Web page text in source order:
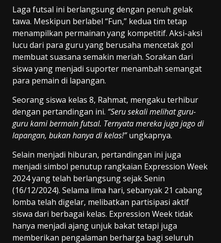
Laga futsal ini berlangsung dengan penuh gelak
tawa. Meskipun berlabel “Fun,” kedua tim tetap
menampilkan permainan yang kompetitif. Aksi-aksi
lucu dari para guru yang berusaha mencetak gol
membuat suasana semakin meriah. Sorakan dari
siswa yang menjadi suporter menambah semangat
para pemain di lapangan.
Seorang siswa kelas 8, Rahmat, mengaku terhibur
dengan pertandingan ini. “Seru sekali melihat guru-
guru kami bermain futsal. Ternyata mereka juga jago di
lapangan, bukan hanya di kelas!”ungkapnya.
Selain menjadi hiburan, pertandingan ini juga
menjadi simbol penutup rangkaian Expression Week
2024 yang telah berlangsung sejak Senin
(16/12/2024). Selama lima hari, sebanyak 21 cabang
lomba telah digelar, melibatkan partisipasi aktif
siswa dari berbagai kelas. Expression Week tidak
hanya menjadi ajang unjuk bakat tetapi juga
memberikan pengalaman berharga bagi seluruh